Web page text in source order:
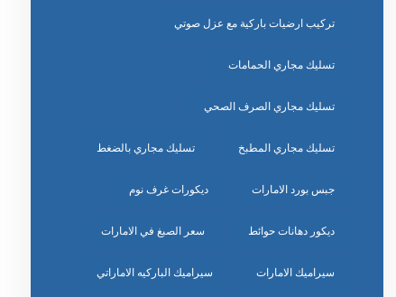
تركيب ارضيات باركية مع عزل صوتي
تسليك مجاري الحمامات
تسليك مجاري الصرف الصحي
تسليك مجاري المطبخ تسليك مجاري بالضغط
جبس بورد الامارات ديكورات غرف نوم
ديكور دهانات حوائط سعر الصبغ في الامارات
سيراميك الامارات سيراميك الباركيه الاماراتي